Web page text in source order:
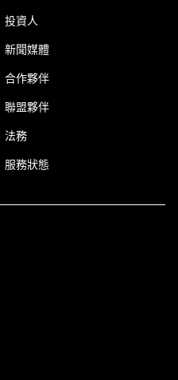
投資人
新聞媒體
合作夥伴
聯盟夥伴
法務
服務狀態